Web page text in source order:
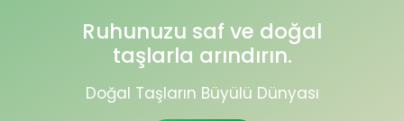
Ruhunuzu saf ve doğal
taşlarla arındırın.
Doğal Taşların Büyülü Dünyası